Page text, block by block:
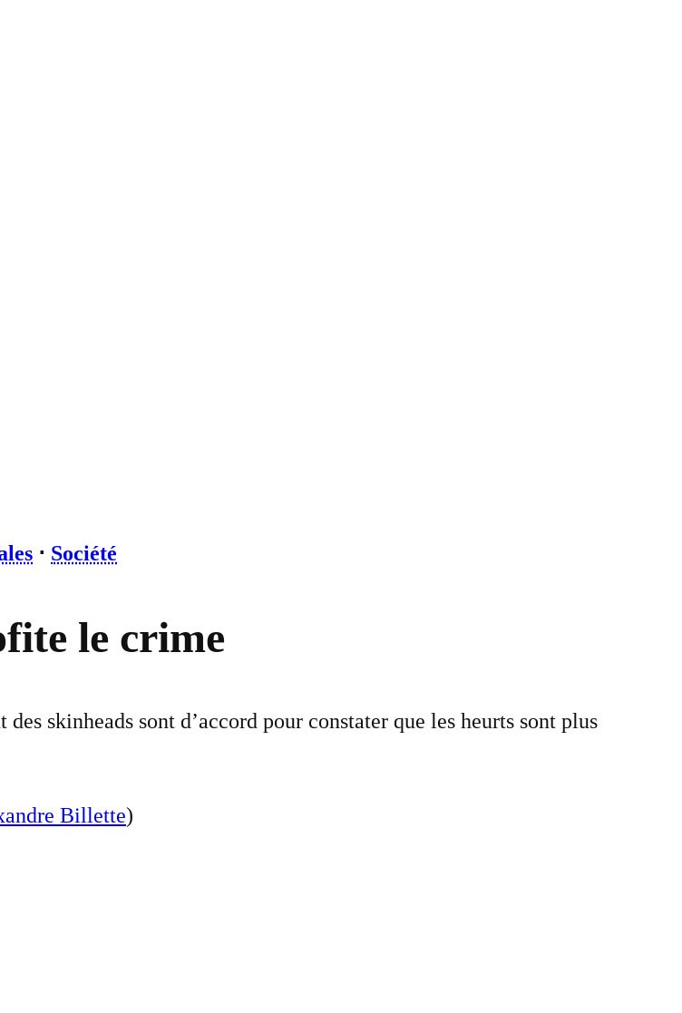
⋅ Société
le crime
skinheads sont d’accord pour constater que les heurts sont plus
Billette)